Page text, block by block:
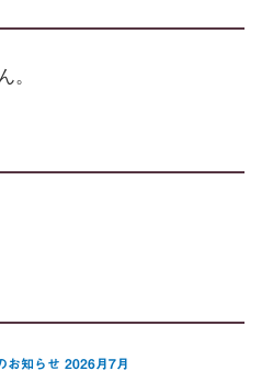
。
お知らせ 2026月7月